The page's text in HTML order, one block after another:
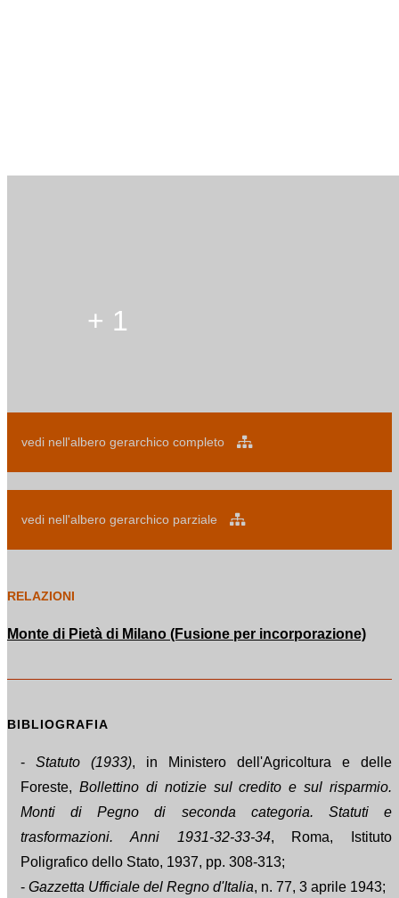
+ 1
vedi nell'albero gerarchico completo
vedi nell'albero gerarchico parziale
RELAZIONI
Monte di Pietà di Milano (Fusione per incorporazione)
BIBLIOGRAFIA
- Statuto (1933), in Ministero dell'Agricoltura e delle
Foreste, Bollettino di notizie sul credito e sul risparmio.
Monti di Pegno di seconda categoria. Statuti e
trasformazioni. Anni 1931-32-33-34, Roma, Istituto
Poligrafico dello Stato, 1937, pp. 308-313;
- Gazzetta Ufficiale del Regno d'Italia, n. 77, 3 aprile 1943;